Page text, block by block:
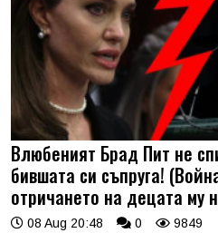
Влюбеният Брад Пит не
бившата си съпруга!
отричането на децата му
08 Aug 20:48 0 9849